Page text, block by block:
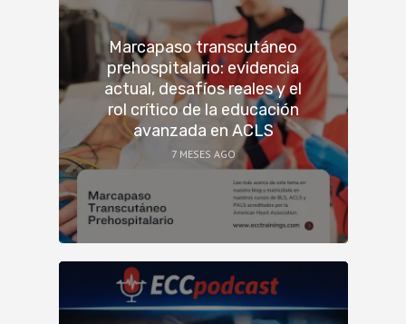
Marcapaso transcutáneo
prehospitalario: evidencia
actual, desafíos reales y el
rol crítico de la educación
avanzada en ACLS
7 MESES AGO